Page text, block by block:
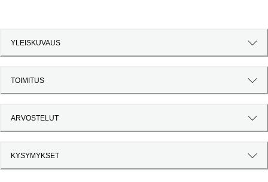
YLEISKUVAUS
TOIMITUS
ARVOSTELUT
KYSYMYKSET